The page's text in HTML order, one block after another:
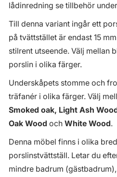
lådinredning se tillbehör
Till denna variant ingår ett
på tvättstället är endast 15
stilrent utseende. Välj mellan
porslin i olika färger.
Underskåpets stomme och
träfanér i olika färger. Välj
Smoked oak, Light Ash
Oak Wood och White Wood.
Denna möbel finns i olika
porslinstvättställ. Letar du
mindre badrum